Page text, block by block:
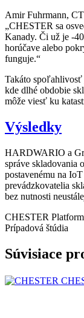
Amir Fuhrmann,
„CHESTER sa
Kanady. Či už je -
horúčave alebo
funguje.“
Takáto spoľahlivosť
kde dlhé obdobie
môže viesť ku
Výsledky
HARDWARIO a
správe skladovania
postavenému na
prevádzkovatelia
bez nutnosti
CHESTER Platform
Prípadová štúdia
Súvisiace